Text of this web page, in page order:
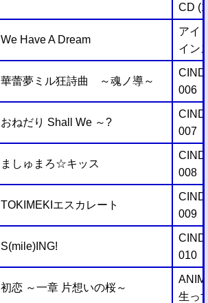
CD
We Have A Dream
アイ
イン
華蕾夢ミル狂詩曲 ～魂ノ導～
006
おねだり Shall We ～?
007
ましゅまろ☆キッス
008
TOKIMEKIエスカレート
009
S(mile)ING!
010
初恋 ～一章 片想いの桜～
生っ